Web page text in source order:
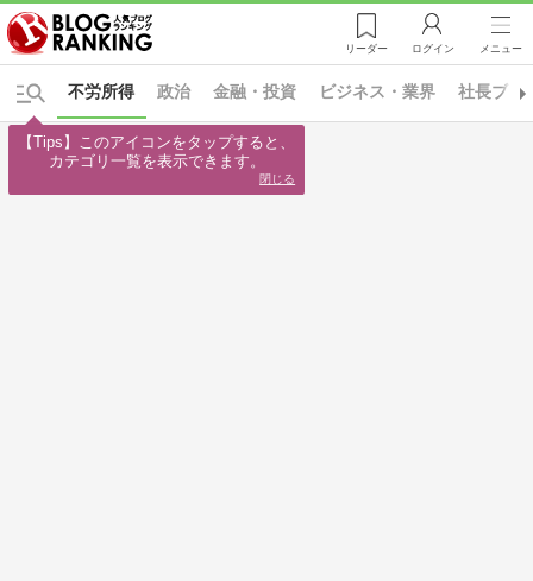
リーダー ログイン メニュー
政治 金融・投資 ビジネス・業界 社長ブロ
不労所得
【Tips】このアイコンをタップすると、
カテゴリ一覧を表示できます。
閉じる